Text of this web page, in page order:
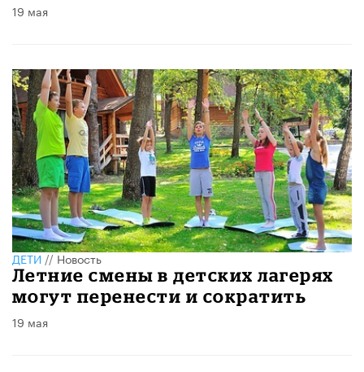
19 мая
ДЕТИ//Новость
Летние смены в детских лагерях
могут перенести и сократить
19 мая